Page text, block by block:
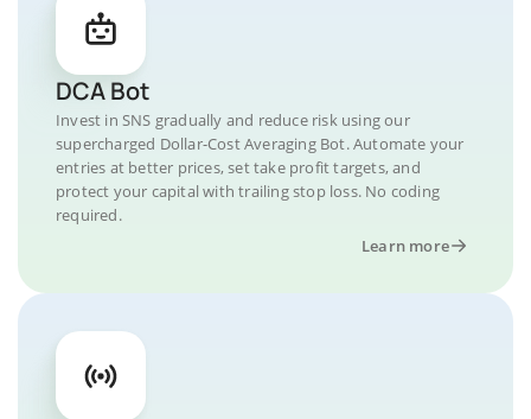
DCA Bot
Invest in SNS gradually and reduce risk using our
supercharged Dollar-Cost Averaging Bot. Automate your
entries at better prices, set take profit targets, and
protect your capital with trailing stop loss. No coding
required.
Learn more